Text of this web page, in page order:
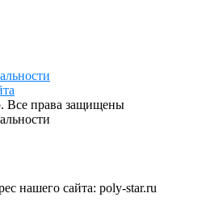
Все права защищены
нашего сайта: poly-star.ru